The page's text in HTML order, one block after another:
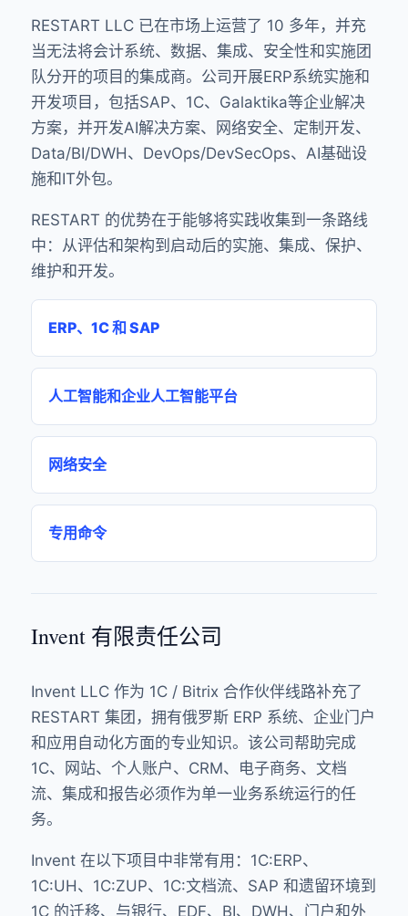
RESTART LLC 已在市场上运营了 10 多年，并充
当无法将会计系统、数据、集成、安全性和实施团
队分开的项目的集成商。公司开展ERP系统实施和
开发项目，包括SAP、1C、Galaktika等企业解决
方案，并开发AI解决方案、网络安全、定制开发、
Data/BI/DWH、DevOps/DevSecOps、AI基础设
施和IT外包。
RESTART 的优势在于能够将实践收集到一条路线
中：从评估和架构到启动后的实施、集成、保护、
维护和开发。
ERP、1C 和 SAP
人工智能和企业人工智能平台
网络安全
专用命令
Invent 有限责任公司
Invent LLC 作为 1C / Bitrix 合作伙伴线路补充了
RESTART 集团，拥有俄罗斯 ERP 系统、企业门户
和应用自动化方面的专业知识。该公司帮助完成
1C、网站、个人账户、CRM、电子商务、文档
流、集成和报告必须作为单一业务系统运行的任
务。
Invent 在以下项目中非常有用：1C:ERP、
1C:UH、1C:ZUP、1C:文档流、SAP 和遗留环境到
1C 的迁移、与银行、EDF、BI、DWH、门户和外